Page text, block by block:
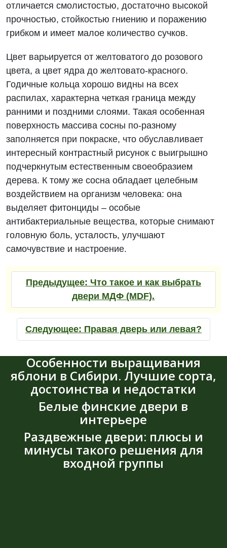
отличается смолистостью, достаточно высокой
прочностью, стойкостью гниению и поражению
грибком и имеет малое количество сучков.
Цвет варьируется от желтоватого до розового
цвета, а цвет ядра до желтовато-красного.
Годичные кольца хорошо видны на всех
распилах, характерна четкая граница между
ранними и поздними слоями. Такая особенная
поверхность массива сосны по-разному
заполняется при покраске, что обуславливает
интересный контрастный рисунок с выигрышно
подчеркнутым естественным своеобразием
дерева. К тому же сосна обладает целебным
воздействием на организм человека: она
выделяет фитонциды – особые
антибактериальные вещества, которые снимают
головную боль, усталость, улучшают
самочувствие и настроение.
Предыдущее: Что такое и как выбрать
двери МДФ (MDF).
Следующее: Правая дверь или левая?
Особенности выращивания
яблони в Сибири. Лучшие сорта,
достоинства и недостатки
Белые финские двери в
интерьере
Раздвежные двери: плюсы и
минусы такого решения для
входной группы